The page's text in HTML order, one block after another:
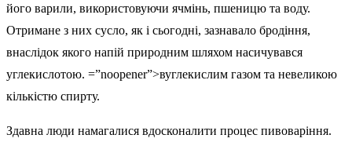
його варили, використовуючи ячмінь, пшеницю та воду.
Отримане з них сусло, як і сьогодні, зазнавало бродіння,
внаслідок якого напій природним шляхом насичувався
углекислотою. =”noopener”>вуглекислим газом та невеликою
кількістю спирту.
Здавна люди намагалися вдосконалити процес пивоваріння.